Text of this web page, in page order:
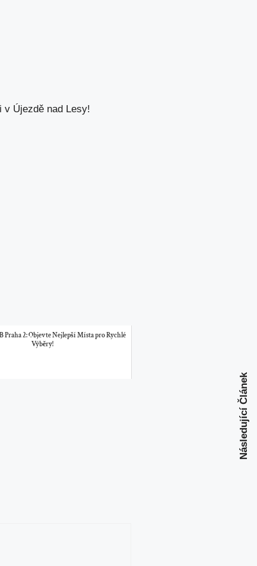
v Újezdě nad Lesy!
Praha 2: Objevte Nejlepší Místa pro Rychlé
Výběry!
Následující Článek